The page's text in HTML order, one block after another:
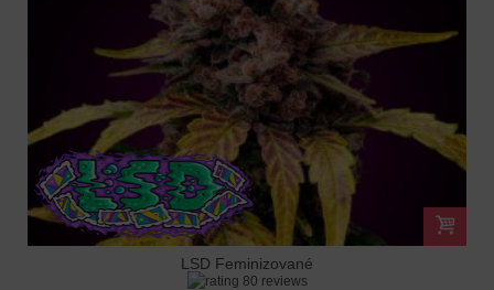
LSD Feminizované
80 reviews